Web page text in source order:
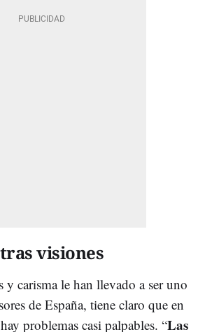
visiones
y carisma le han llevado a ser uno
de España, tiene claro que en
problemas casi palpables. “Las